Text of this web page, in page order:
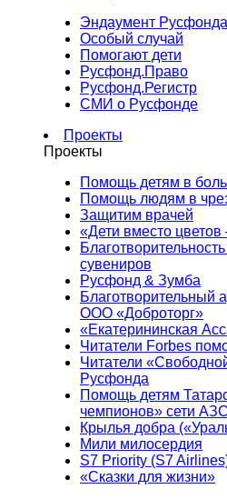
Эндаумент Русфонда
Особый случай
Помогают дети
Русфонд.Право
Русфонд.Регистр
СМИ о Русфонде
Проекты
Проекты
Помощь детям в
Помощь людям в
Защитим врачей
«Дети вместо цветов
сувениров
Русфонд & Зумба
Благотворительный
ООО «Доброторг»
«Екатерининская
Читатели Forbes
Читатели
Русфонда
Помощь детям
чемпионов» сети
Крылья добра
Мили милосердия
S7 Priority (S7
«Сказки для жизни»